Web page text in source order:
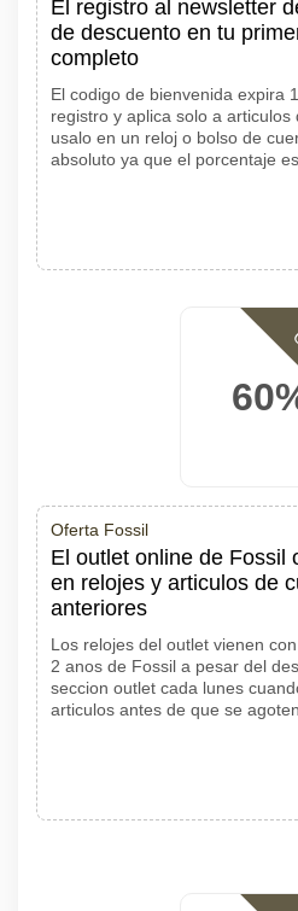
El registro al newsletter
de descuento en tu
completo
El codigo de bienvenida expira
registro y aplica solo a articulos
usalo en un reloj o bolso de
absoluto ya que el porcentaje
Oferta Fossil
El outlet online de Fossil
en relojes y articulos de
anteriores
Los relojes del outlet vienen
2 anos de Fossil a pesar del
seccion outlet cada lunes
articulos antes de que se agoten